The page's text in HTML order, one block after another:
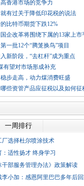
香港市场的竞争力
有过关于降低印花税的说法
比特币期货下跌12%
企改革将围绕下属的13家上市
一批12个“腾笼换鸟”项目
新阶段，“去杠杆”成为重点
有望对市场形成补充
步走高，动力煤消费旺盛
些资管产品应征税以及如何征
一周排行
厂选择杜尔喷涂技术
适性扬才 终身学习
干部服务管理办法》政策解读
小加：感恩阿里巴巴多年后回